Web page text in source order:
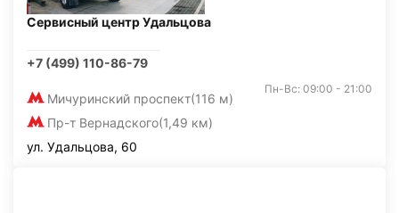
Сервисный центр Удальцова
+7 (499) 110-86-79
Мичуринский проспект(116 м)
Пр-т Вернадского(1,49 км)
Пн-Вс: 09:00 - 21:00
ул. Удальцова, 60